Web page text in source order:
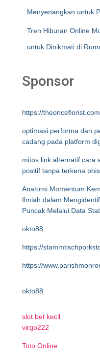
Menyenangkan untuk
Tren Hiburan Online
untuk Dinikmati di
Sponsor
https://
optimasi performa dan
cadang pada platform
mitos link alternatif cara
positif tanpa terkena
Anatomi Momentum
Ilmiah dalam
Puncak Melalui Data
okto88
https://
https://
okto88
slot bet kecil
virgo222
Toto Online